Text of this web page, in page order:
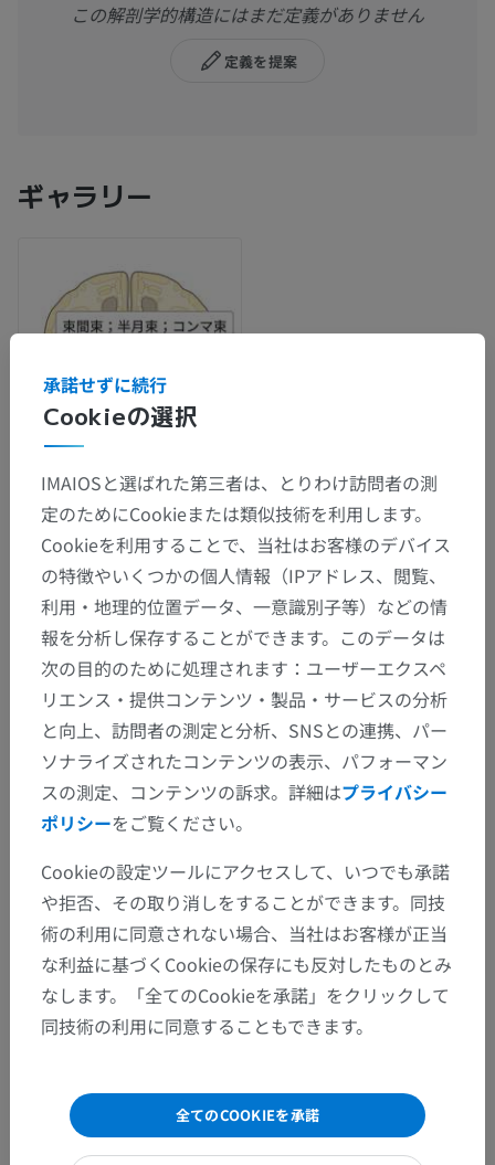
この解剖学的構造にはまだ定義がありません
定義を提案
ギャラリー
解剖学的階層
人体解剖学1
系統解剖> 神経系> 中枢神経系 > 脊髄> 白質>
後索> 束間束；半月束；コンマ束
下位構造：この解剖学的部位には下位構造がありま
せん
翻訳
修正や翻訳、内容の改善の提案がありましたらどう
ぞお知らせください。
Cookieの選択
承諾せずに続行
IMAIOSと選ばれた第三者は、とりわけ訪問者の測
定のためにCookieまたは類似技術を利用します。
Cookieを利用することで、当社はお客様のデバイス
の特徴やいくつかの個人情報（IPアドレス、閲覧、
利用・地理的位置データ、一意識別子等）などの情
報を分析し保存することができます。このデータは
次の目的のために処理されます：ユーザーエクスペ
リエンス・提供コンテンツ・製品・サービスの分析
と向上、訪問者の測定と分析、SNSとの連携、パー
ソナライズされたコンテンツの表示、パフォーマン
スの測定、コンテンツの訴求。詳細はプライバシー
ポリシーをご覧ください。
Cookieの設定ツールにアクセスして、いつでも承諾
や拒否、その取り消しをすることができます。同技
術の利用に同意されない場合、当社はお客様が正当
な利益に基づくCookieの保存にも反対したものとみ
なします。「全てのCookieを承諾」をクリックして
同技術の利用に同意することもできます。
全てのCOOKIEを承諾